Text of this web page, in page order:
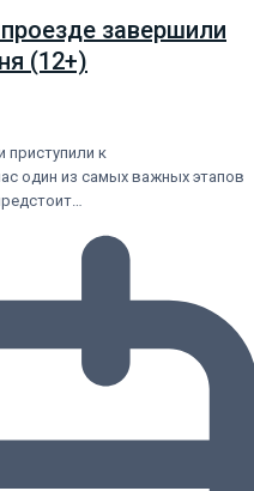
завершили
(12+)
приступили к
один из самых важных этапов